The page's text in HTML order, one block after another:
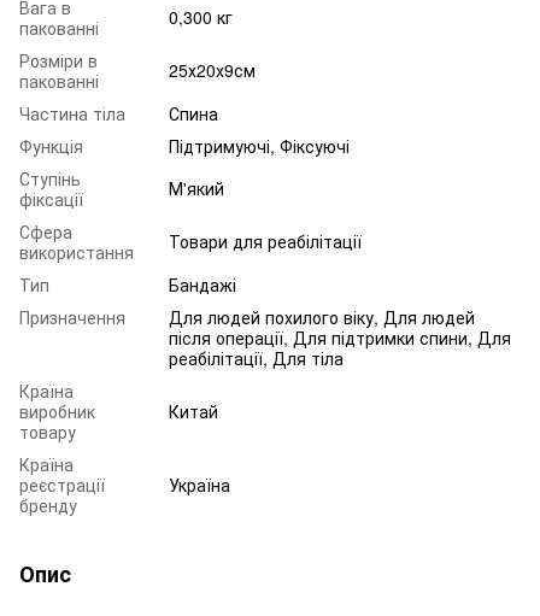
Вага в
пакованні
0,300 кг
Розміри в
пакованні
25х20х9см
Частина тіла
Спина
Функція
Підтримуючі, Фіксуючі
Ступінь
фіксації
М'який
Сфера
використання
Товари для реабілітації
Тип
Бандажі
Призначення
Для людей похилого віку, Для людей
після операції, Для підтримки спини, Для
реабілітації, Для тіла
Країна
виробник
товару
Китай
Країна
реєстрації
бренду
Україна
Опис